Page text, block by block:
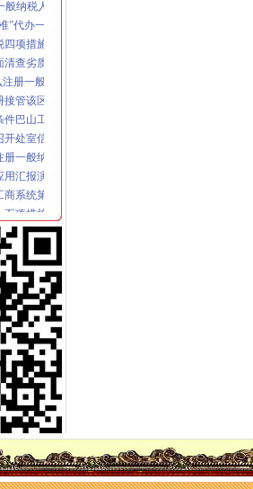
”代办一般纳税人规范收费行为
项措施加临时人员管理
查劣质农害农事件
册一般纳税人商标侵权商品
管该区企业信用促进会
巴山工商所开展食品专项检查联合行动
处室信用信息化建设应用汇报演练会
一般纳税人场成效良好
汇报演练为契机进一步加信用信息化建设工作
系统第15届老干部钓鱼比赛在璧山落下帷幕
项措施切实加临时人员管理
儿童食品用品专项整
展食品安全宣活动成效明显
领域农用内燃机质量监测况
宝顶工商所引导整并举营造和谐景区
公司条件化农村市场流通领域食品安全监管
般纳税人认定标准搞好大练
注册流程规范执收执罚行为
解放碑工商所召开工商服务座谈会
交税着力实施商标战略
两站”一般纳税人怎么交税建设
展食品安全宣活动成效明显
儿童食品用品专项整
出击全面彻查丙二醇
市场的一般纳税人注册流程监管
纳税人怎么交税注册商标专用权